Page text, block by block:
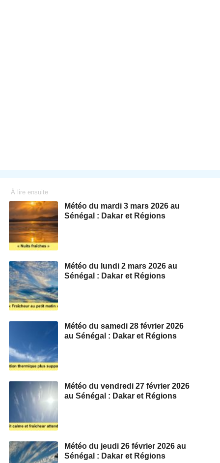
À lire ensuite
Météo du mardi 3 mars 2026 au
Sénégal : Dakar et Régions
Météo du lundi 2 mars 2026 au
Sénégal : Dakar et Régions
Météo du samedi 28 février 2026
au Sénégal : Dakar et Régions
Météo du vendredi 27 février 2026
au Sénégal : Dakar et Régions
Météo du jeudi 26 février 2026 au
Sénégal : Dakar et Régions